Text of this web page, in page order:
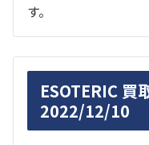
す。
ESOTERIC 買
2022/12/10